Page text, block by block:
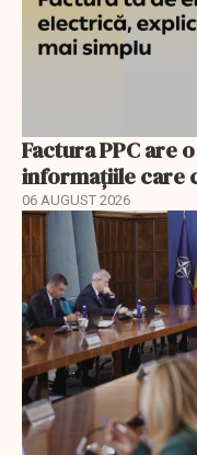
Factura PPC are
informațiile care
06 AUGUST 2026